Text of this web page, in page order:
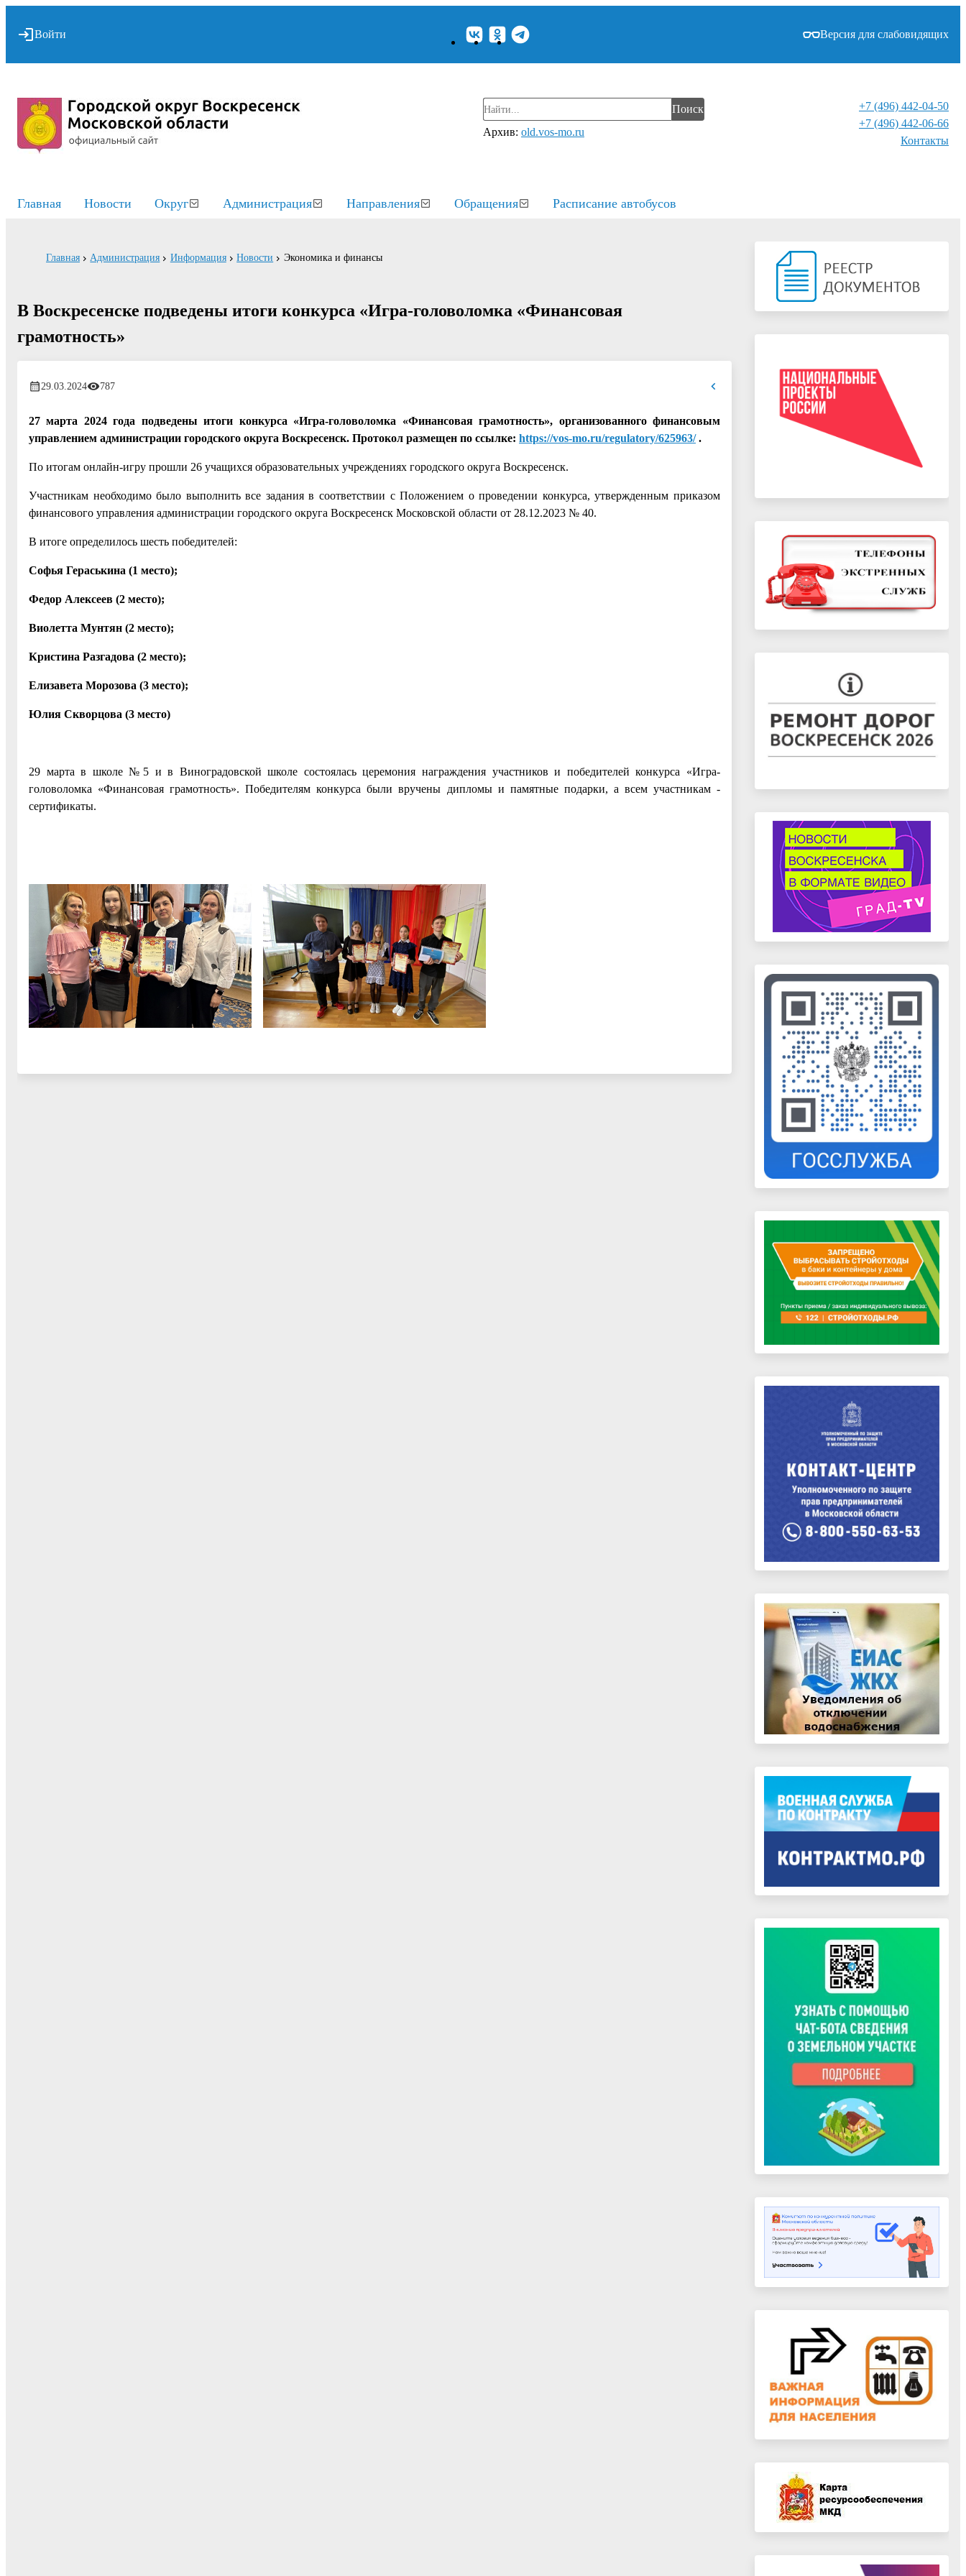
Войти Версия для слабовидящих
Поиск
Архив: old.vos-mo.ru
+7 (496) 442-04-50
+7 (496) 442-06-66
Контакты⁠
Главная Новости Округ Администрация Направления Обращения Расписание автобусов
Главная Администрация Информация Новости Экономика и финансы
В Воскресенске подведены итоги конкурса «Игра-головоломка «Финансовая
грамотность»
29.03.2024 787
27 марта 2024 года подведены итоги конкурса «Игра-головоломка «Финансовая грамотность», организованного финансовым
управлением администрации городского округа Воскресенск. Протокол размещен по ссылке: https://vos-mo.ru/regulatory/625963/.
По итогам онлайн-игру прошли 26 учащихся образовательных учреждениях городского округа Воскресенск.
Участникам необходимо было выполнить все задания в соответствии с Положением о проведении конкурса, утвержденным приказом
финансового управления администрации городского округа Воскресенск Московской области от 28.12.2023 № 40.
В итоге определилось шесть победителей:
Софья Гераськина (1 место);
Федор Алексеев (2 место);
Виолетта Мунтян (2 место);
Кристина Разгадова (2 место);
Елизавета Морозова (3 место);
Юлия Скворцова (3 место)
29 марта в школе №5 и в Виноградовской школе состоялась церемония награждения участников и победителей конкурса «Игра-
головоломка «Финансовая грамотность». Победителям конкурса были вручены дипломы и памятные подарки, а всем участникам -
сертификаты.